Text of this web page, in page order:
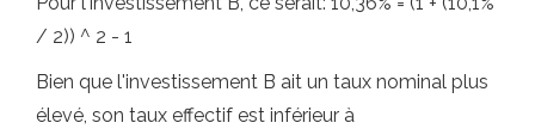
/ 2)) ^ 2 - 1
Bien que l'investissement B ait un taux nominal plus
élevé, son taux effectif est inférieur à